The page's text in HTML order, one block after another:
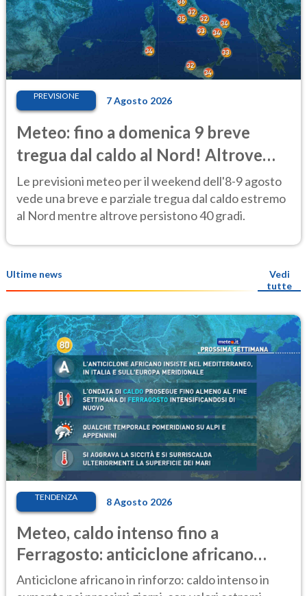
PREVISIONE 7 Agosto 2026
Meteo: fino a domenica 9 breve
tregua dal caldo al Nord! Altrove
calura e afa
Le previsioni meteo per il weekend dell'8-9 agosto
vede una breve e parziale tregua dal caldo estremo
al Nord mentre altrove persistono 40 gradi.
Ultime news
Vedi
tutte
TENDENZA 8 Agosto 2026
Meteo, caldo intenso fino a
Ferragosto: anticiclone africano
ancora protagonista
Anticiclone africano in rinforzo: caldo intenso in